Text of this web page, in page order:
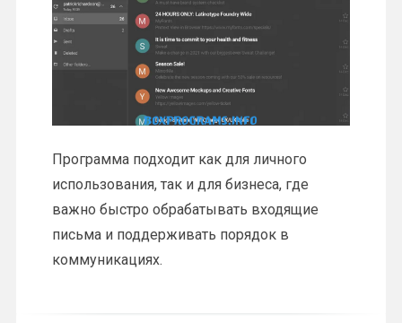
Программа подходит как для личного
использования, так и для бизнеса, где
важно быстро обрабатывать входящие
письма и поддерживать порядок в
коммуникациях.